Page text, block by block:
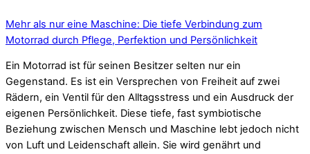
Mehr als nur eine Maschine: Die tiefe Verbindung zum
Motorrad durch Pflege, Perfektion und Persönlichkeit
Ein Motorrad ist für seinen Besitzer selten nur ein
Gegenstand. Es ist ein Versprechen von Freiheit auf zwei
Rädern, ein Ventil für den Alltagsstress und ein Ausdruck der
eigenen Persönlichkeit. Diese tiefe, fast symbiotische
Beziehung zwischen Mensch und Maschine lebt jedoch nicht
von Luft und Leidenschaft allein. Sie wird genährt und